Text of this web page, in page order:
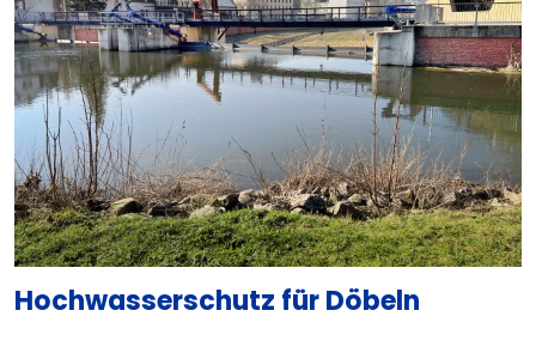
Hochwasserschutz für Döbeln